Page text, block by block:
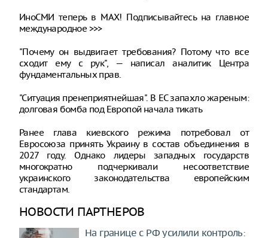
ИноСМИ теперь в MAX! Подписывайтесь на главное
международное >>>
"Почему он выдвигает требования? Потому что все
сходит ему с рук", — написал аналитик Центра
фундаментальных прав.
"Ситуация пренеприятнейшая". В ЕС запахло жареным:
долговая бомба под Европой начала тикать
Ранее глава киевского режима потребовал от
Евросоюза принять Украину в состав объединения в
2027 году. Однако лидеры западных государств
многократно подчеркивали несоответствие
украинского законодательства европейским
стандартам.
НОВОСТИ ПАРТНЕРОВ
На границе с РФ усилили контроль: